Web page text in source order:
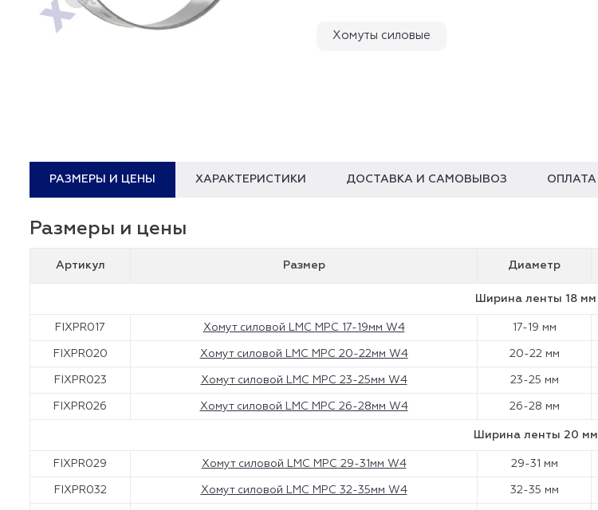
Хомуты силовые
РАЗМЕРЫ И ЦЕНЫ ХАРАКТЕРИСТИКИ ДОСТАВКА И САМОВЫВОЗ ОПЛАТА
Размеры и цены
Артикул Размер Диаметр
Ширина ленты 18 мм
FIXPR017 Хомут силовой LMC MPC 17-19мм W4 17-19 мм
FIXPR020 Хомут силовой LMC MPC 20-22мм W4 20-22 мм
FIXPR023 Хомут силовой LMC MPC 23-25мм W4 23-25 мм
FIXPR026 Хомут силовой LMC MPC 26-28мм W4 26-28 мм
Ширина ленты 20 мм
FIXPR029 Хомут силовой LMC MPC 29-31мм W4 29-31 мм
FIXPR032 Хомут силовой LMC MPC 32-35мм W4 32-35 мм